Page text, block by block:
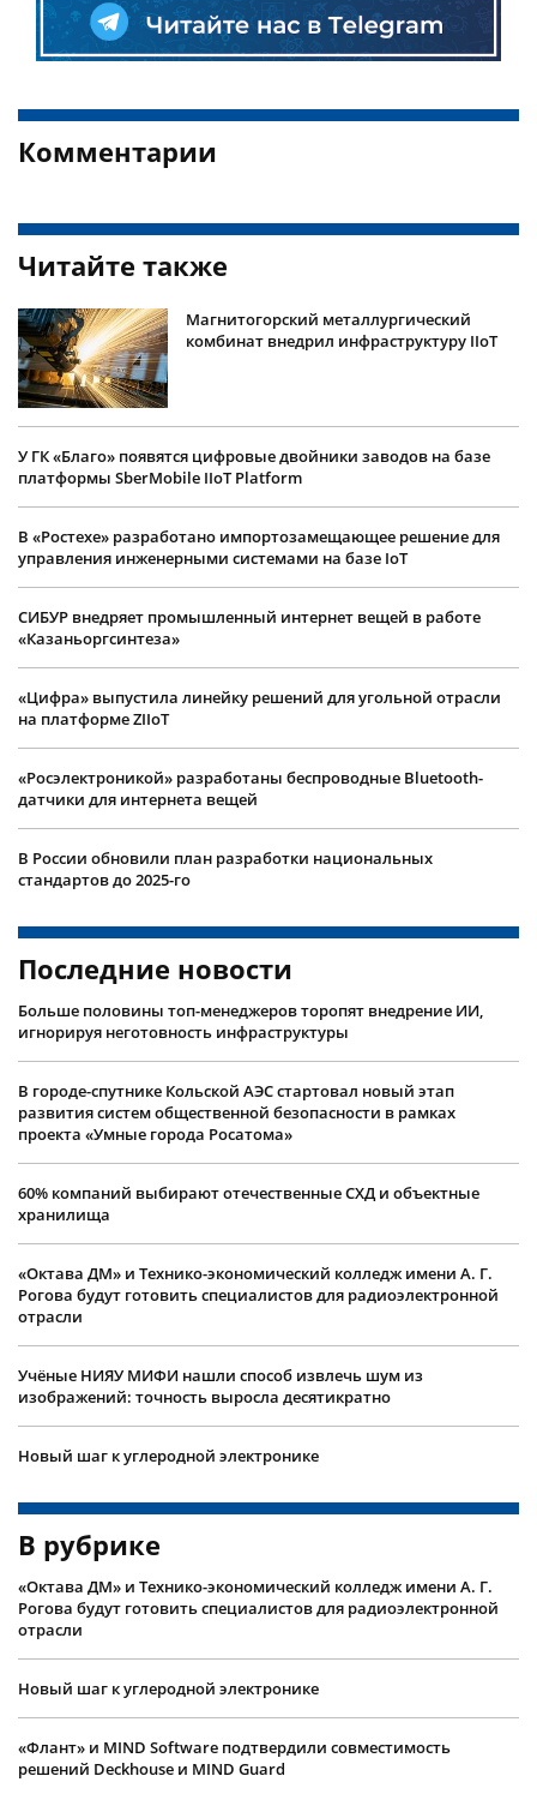
Комментарии
Читайте также
Магнитогорский металлургический
комбинат внедрил инфраструктуру IIoT
У ГК «Благо» появятся цифровые двойники заводов на базе
платформы SberMobile IIoT Platform
В «Ростехе» разработано импортозамещающее решение для
управления инженерными системами на базе IoT
СИБУР внедряет промышленный интернет вещей в работе
«Казаньоргсинтеза»
«Цифра» выпустила линейку решений для угольной отрасли
на платформе ZIIoT
«Росэлектроникой» разработаны беспроводные Bluetooth-
датчики для интернета вещей
В России обновили план разработки национальных
стандартов до 2025-го
Последние новости
Больше половины топ-менеджеров торопят внедрение ИИ,
игнорируя неготовность инфраструктуры
В городе-спутнике Кольской АЭС стартовал новый этап
развития систем общественной безопасности в рамках
проекта «Умные города Росатома»
60% компаний выбирают отечественные СХД и объектные
хранилища
«Октава ДМ» и Технико-экономический колледж имени А. Г.
Рогова будут готовить специалистов для радиоэлектронной
отрасли
Учëные НИЯУ МИФИ нашли способ извлечь шум из
изображений: точность выросла десятикратно
Новый шаг к углеродной электронике
В рубрике
«Октава ДМ» и Технико-экономический колледж имени А. Г.
Рогова будут готовить специалистов для радиоэлектронной
отрасли
Новый шаг к углеродной электронике
«Флант» и MIND Software подтвердили совместимость
решений Deckhouse и MIND Guard